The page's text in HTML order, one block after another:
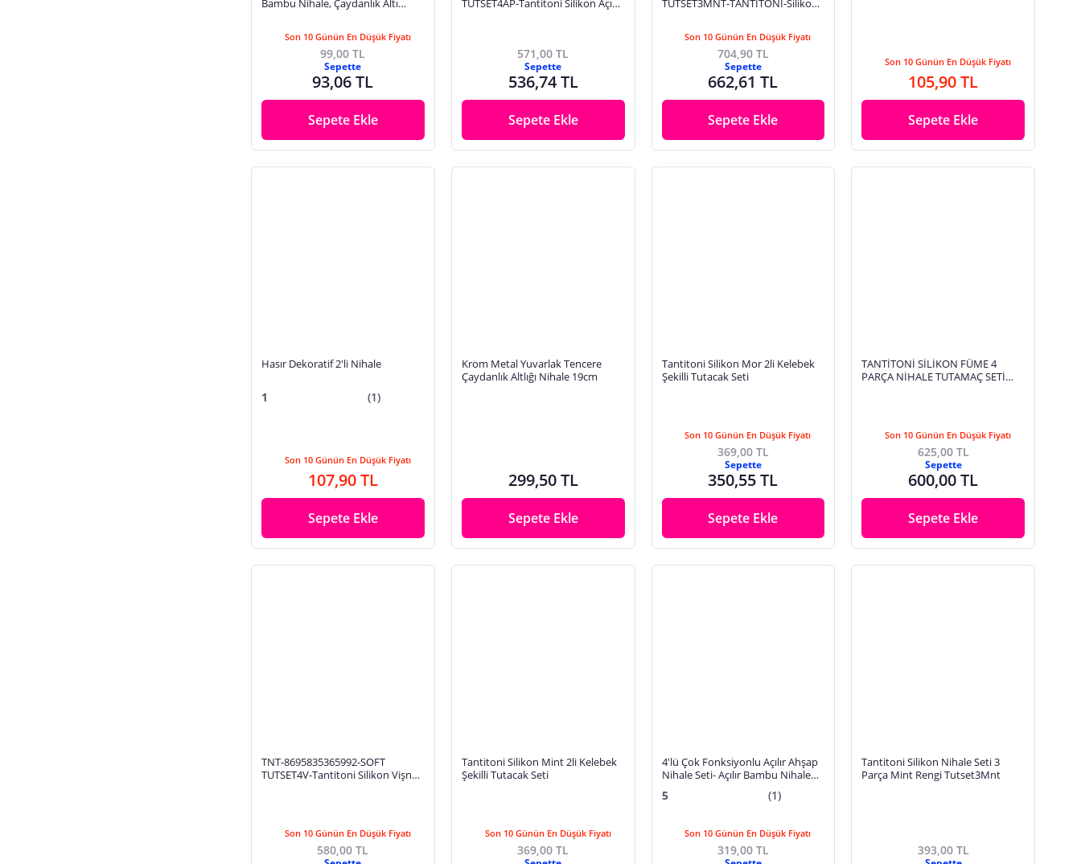
Bambu Nihale, Çaydanlık Altı
Son 10 Günün En Düşük Fiyatı
99,00 TL
Sepette
93,06 TL
Sepete Ekle
TUTSET4AP-Tantitoni Silikon Açık
571,00 TL
Sepette
536,74 TL
Sepete Ekle
TUTSET3MNT-TANTİTONİ-Silikon
Son 10 Günün En Düşük Fiyatı
704,90 TL
Sepette
662,61 TL
Sepete Ekle
Son 10 Günün En Düşük Fiyatı
105,90 TL
Sepete Ekle
Hasır Dekoratif 2'li Nihale
1 (1)
Son 10 Günün En Düşük Fiyatı
107,90 TL
Sepete Ekle
Krom Metal Yuvarlak Tencere
Çaydanlık Altlığı Nihale 19cm
299,50 TL
Sepete Ekle
Tantitoni Silikon Mor 2li Kelebek
Şekilli Tutacak Seti
Son 10 Günün En Düşük Fiyatı
369,00 TL
Sepette
350,55 TL
Sepete Ekle
TANTİTONİ SİLİKON FÜME 4
PARÇA NİHALE TUTAMAÇ SETİ
Son 10 Günün En Düşük Fiyatı
625,00 TL
Sepette
600,00 TL
Sepete Ekle
TNT-8695835365992-SOFT
TUTSET4V-Tantitoni Silikon Vişne
Son 10 Günün En Düşük Fiyatı
580,00 TL
Tantitoni Silikon Mint 2li Kelebek
Şekilli Tutacak Seti
Son 10 Günün En Düşük Fiyatı
369,00 TL
4'lü Çok Fonksiyonlu Açılır Ahşap
Nihale Seti- Açılır Bambu Nihale
5 (1)
Son 10 Günün En Düşük Fiyatı
319,00 TL
Tantitoni Silikon Nihale Seti 3
Parça Mint Rengi Tutset3Mnt
393,00 TL